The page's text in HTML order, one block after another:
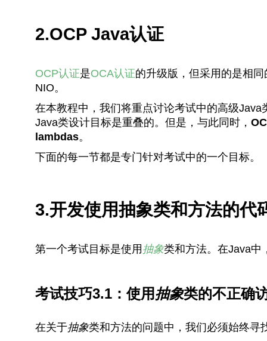
2.OCP Java认证
OCP认证是OCA认证的升级版，但采用的是相
NIO。
在本教程中，我们将重点讨论考试中的高级
Java类设计目标是重叠的。但是，与此同时，
lambdas。
下面的每一节都是专门针对考试中的一个目标。
3.开发使用抽象类和方法的代
第一个考试目标是使用 抽象类和方法。在Java中
考试技巧3.1：使用抽象类的不正确
在关于抽象类和方法的问题中，我们必须始终寻